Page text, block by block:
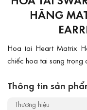
HÃNG
Hoa tai Heart Matrix
chiếc hoa tai sang trọng
Thông tin sản
Thương hiệu